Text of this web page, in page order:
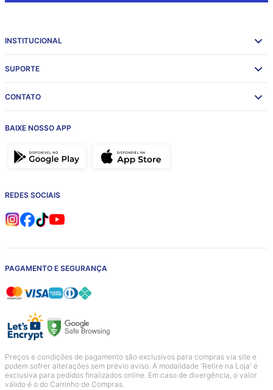
INSTITUCIONAL
SUPORTE
CONTATO
BAIXE NOSSO APP
REDES SOCIAIS
PAGAMENTO E SEGURANÇA
Preços e condições de pagamento são exclusivos para compras via site e
podem sofrer alterações sem prévio aviso. A modalidade 'Retire na Loja' é
exclusiva para pedidos finalizados online. Em caso de divergência, o valor
válido é o do Carrinho de Compras.